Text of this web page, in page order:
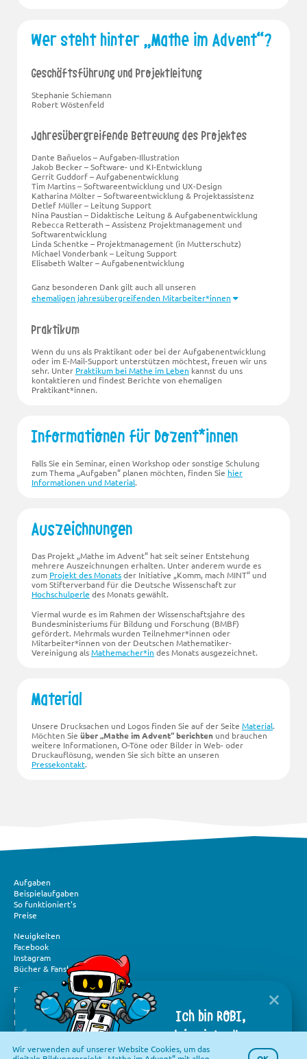
Wir verwenden auf unserer Website Cookies, um das
Ich bin ROBI,
dein virtueller
Wer steht hinter „Mathe im Advent“?
Geschäftsführung und Projektleitung
Stephanie Schiemann
Robert Wöstenfeld
Jahresübergreifende Betreuung des Projektes
Dante Bañuelos – Aufgaben-Illustration
Jakob Becker – Software- und KI-Entwicklung
Gerrit Guddorf – Aufgabenentwicklung
Tim Martins – Softwareentwicklung und UX-Design
Katharina Mölter – Softwareentwicklung & Projektassistenz
Detlef Müller – Leitung Support
Nina Paustian – Didaktische Leitung & Aufgabenentwicklung
Rebecca Retterath – Assistenz Projektmanagement und
Softwarentwicklung
Linda Schentke – Projektmanagement (in Mutterschutz)
Michael Vonderbank – Leitung Support
Elisabeth Walter – Aufgabenentwicklung
Ganz besonderen Dank gilt auch all unseren
ehemaligen jahresübergreifenden Mitarbeiter*innen
Praktikum
Wenn du uns als Praktikant oder bei der Aufgabenentwicklung
oder im E-Mail-Support unterstützen möchtest, freuen wir uns
sehr. Unter Praktikum bei Mathe im Leben kannst du uns
kontaktieren und findest Berichte von ehemaligen
Praktikant*innen.
Informationen für Dozent*innen
Falls Sie ein Seminar, einen Workshop oder sonstige Schulung
zum Thema Aufgaben planen möchten, finden Sie hier
Informationen und Material.
Auszeichnungen
Das Projekt „Mathe im Advent“ hat seit seiner Entstehung
mehrere Auszeichnungen erhalten. Unter anderem wurde es
zum Projekt des Monatsder Initiative Komm, mach MINT und
vom Stifterverband für die Deutsche Wissenschaft zur
Hochschulperle des Monats gewählt.
Viermal wurde es im Rahmen der Wissenschaftsjahre des
Bundesministeriums für Bildung und Forschung (BMBF)
gefördert. Mehrmals wurden Teilnehmer*innen oder
Mitarbeiter*innen von der Deutschen Mathematiker-
Vereinigung alsMathemacher*in des Monats ausgezeichnet.
Material
Unsere Drucksachen und Logos finden Sie auf der Seite Material.
Möchten Sie über „Mathe im Advent“ berichten und brauchen
weitere Informationen, O-Töne oder Bilder in Web- oder
Druckauflösung, wenden Sie sich bitte an unseren
Pressekontakt.
Aufgaben
Beispielaufgaben
So funktioniert's
Preise
Neuigkeiten
Facebook
Instagram
Bücher & Fanshop
Förderung und Spenden
Über „Mathe im Advent“
Medien und Presse
Flyer & Logos
Kontakt